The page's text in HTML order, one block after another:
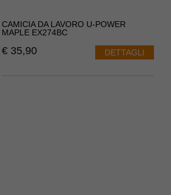
CAMICIA DA LAVORO U-POWER
MAPLE EX274BC
€ 35,90 DETTAGLI